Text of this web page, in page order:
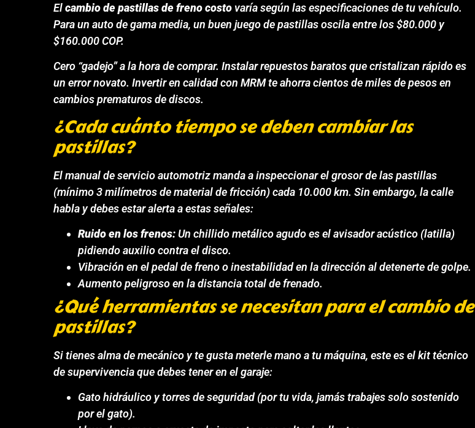
Elcambio de pastillas de freno costo varía según las especificaciones de tu vehículo.
Para un auto de gama media, un buen juego de pastillas oscila entre los $80.000 y
$160.000 COP.
Cero “gadejo” a la hora de comprar. Instalar repuestos baratos que cristalizan rápido es
un error novato. Invertir en calidad con MRM te ahorra cientos de miles de pesos en
cambios prematuros de discos.
¿Cada cuánto tiempo se deben cambiar las
pastillas?
El manual de servicio automotriz manda a inspeccionar el grosor de las pastillas
(mínimo 3 milímetros de material de fricción) cada 10.000 km. Sin embargo, la calle
habla y debes estar alerta a estas señales:
Ruido en los frenos:Un chillido metálico agudo es el avisador acústico (latilla)
pidiendo auxilio contra el disco.
Vibración en el pedal de freno o inestabilidad en la dirección al detenerte de golpe.
Aumento peligroso en la distancia total de frenado.
¿Qué herramientas se necesitan para el cambio de
pastillas?
Si tienes alma de mecánico y te gusta meterle mano a tu máquina, este es el kit técnico
de supervivencia que debes tener en el garaje:
Gato hidráulico y torres de seguridad (por tu vida, jamás trabajes solo sostenido
por el gato).